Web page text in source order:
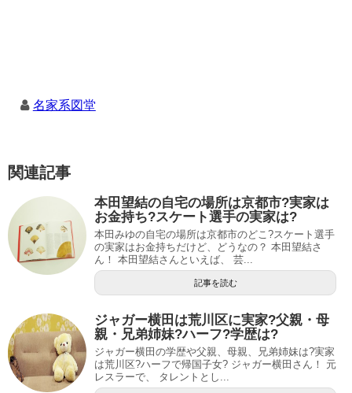
名家系図堂
関連記事
本田望結の自宅の場所は京都市?実家は
お金持ち?スケート選手の実家は?
本田みゆの自宅の場所は京都市のどこ?スケート選手
の実家はお金持ちだけど、どうなの？ 本田望結さ
ん！ 本田望結さんといえば、 芸...
記事を読む
ジャガー横田は荒川区に実家?父親・母
親・兄弟姉妹?ハーフ?学歴は?
ジャガー横田の学歴や父親、母親、兄弟姉妹は?実家
は荒川区?ハーフで帰国子女? ジャガー横田さん！ 元
レスラーで、 タレントとし...